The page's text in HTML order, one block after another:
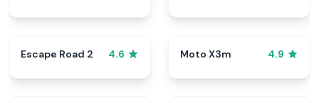
Escape Road 2 4.6 Moto X3m 4.9